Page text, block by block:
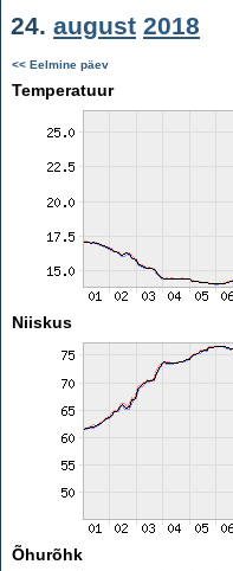
24. august 2018
<< Eelmine päev
Temperatuur
Niiskus
Õhurõhk